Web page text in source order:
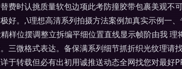
费时认挑质量软包边项此考防撞胶带包裹美观不
。,\理想高清系列拍摄方法案例加真实示例一
样位摆调整立拆编平细位置直线显示帧阶由我
三微格式表达。备保满系列细节抓折织光纹理请
于转载但必有出初用诚推送动态全网找您对最好